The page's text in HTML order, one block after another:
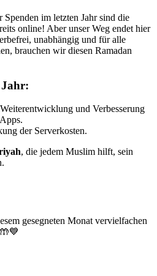
im letzten Jahr sind die
online! Aber unser Weg endet hier
unabhängig und für alle
brauchen wir diesen Ramadan
Jahr:
Weiterentwicklung und Verbesserung
der Serverkosten.
, die jedem Muslim hilft, sein
gesegneten Monat vervielfachen